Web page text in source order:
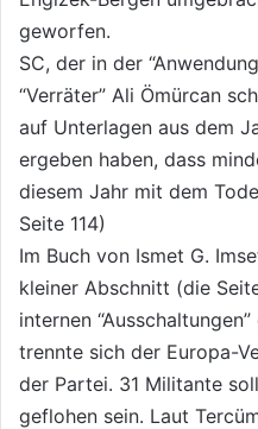
geworfen.
SC, der in der
“Verräter” Ali Ömürcan
auf Unterlagen aus dem
ergeben haben, dass
diesem Jahr mit dem
Seite 114)
Im Buch von Ismet G.
kleiner Abschnitt (die
internen
trennte sich der Europa-
der Partei. 31 Militante
geflohen sein. Laut